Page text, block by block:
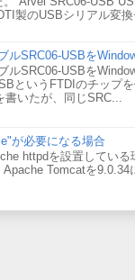
製のUSBシリアル変
ルSRC06-USBを
ルSRC06-USBを
というFTDIのチップ
書いたが、同じSRC...
が必要になる場合
httpdを設置してい
Tomcatを